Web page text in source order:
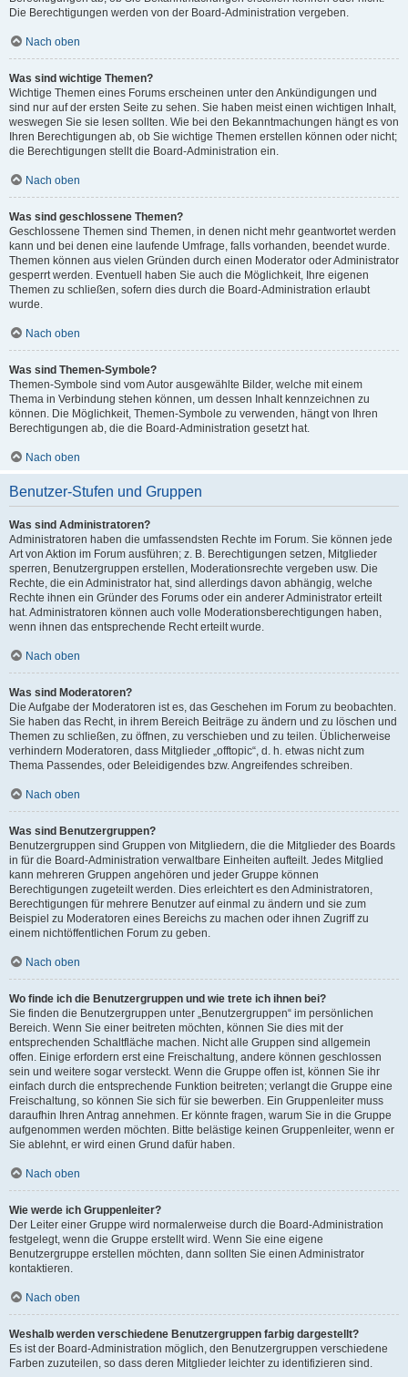
Die Berechtigungen werden von der Board-Administration vergeben.
Nach oben
Was sind wichtige Themen?
Wichtige Themen eines Forums erscheinen unter den Ankündigungen und
sind nur auf der ersten Seite zu sehen. Sie haben meist einen wichtigen Inhalt,
weswegen Sie sie lesen sollten. Wie bei den Bekanntmachungen hängt es von
Ihren Berechtigungen ab, ob Sie wichtige Themen erstellen können oder nicht;
die Berechtigungen stellt die Board-Administration ein.
Nach oben
Was sind geschlossene Themen?
Geschlossene Themen sind Themen, in denen nicht mehr geantwortet werden
kann und bei denen eine laufende Umfrage, falls vorhanden, beendet wurde.
Themen können aus vielen Gründen durch einen Moderator oder Administrator
gesperrt werden. Eventuell haben Sie auch die Möglichkeit, Ihre eigenen
Themen zu schließen, sofern dies durch die Board-Administration erlaubt
wurde.
Nach oben
Was sind Themen-Symbole?
Themen-Symbole sind vom Autor ausgewählte Bilder, welche mit einem
Thema in Verbindung stehen können, um dessen Inhalt kennzeichnen zu
können. Die Möglichkeit, Themen-Symbole zu verwenden, hängt von Ihren
Berechtigungen ab, die die Board-Administration gesetzt hat.
Nach oben
Benutzer-Stufen und Gruppen
Was sind Administratoren?
Administratoren haben die umfassendsten Rechte im Forum. Sie können jede
Art von Aktion im Forum ausführen; z. B. Berechtigungen setzen, Mitglieder
sperren, Benutzergruppen erstellen, Moderationsrechte vergeben usw. Die
Rechte, die ein Administrator hat, sind allerdings davon abhängig, welche
Rechte ihnen ein Gründer des Forums oder ein anderer Administrator erteilt
hat. Administratoren können auch volle Moderationsberechtigungen haben,
wenn ihnen das entsprechende Recht erteilt wurde.
Nach oben
Was sind Moderatoren?
Die Aufgabe der Moderatoren ist es, das Geschehen im Forum zu beobachten.
Sie haben das Recht, in ihrem Bereich Beiträge zu ändern und zu löschen und
Themen zu schließen, zu öffnen, zu verschieben und zu teilen. Üblicherweise
verhindern Moderatoren, dass Mitglieder „offtopic“, d. h. etwas nicht zum
Thema Passendes, oder Beleidigendes bzw. Angreifendes schreiben.
Nach oben
Was sind Benutzergruppen?
Benutzergruppen sind Gruppen von Mitgliedern, die die Mitglieder des Boards
in für die Board-Administration verwaltbare Einheiten aufteilt. Jedes Mitglied
kann mehreren Gruppen angehören und jeder Gruppe können
Berechtigungen zugeteilt werden. Dies erleichtert es den Administratoren,
Berechtigungen für mehrere Benutzer auf einmal zu ändern und sie zum
Beispiel zu Moderatoren eines Bereichs zu machen oder ihnen Zugriff zu
einem nichtöffentlichen Forum zu geben.
Nach oben
Wo finde ich die Benutzergruppen und wie trete ich ihnen bei?
Sie finden die Benutzergruppen unter „Benutzergruppen“ im persönlichen
Bereich. Wenn Sie einer beitreten möchten, können Sie dies mit der
entsprechenden Schaltfläche machen. Nicht alle Gruppen sind allgemein
offen. Einige erfordern erst eine Freischaltung, andere können geschlossen
sein und weitere sogar versteckt. Wenn die Gruppe offen ist, können Sie ihr
einfach durch die entsprechende Funktion beitreten; verlangt die Gruppe eine
Freischaltung, so können Sie sich für sie bewerben. Ein Gruppenleiter muss
daraufhin Ihren Antrag annehmen. Er könnte fragen, warum Sie in die Gruppe
aufgenommen werden möchten. Bitte belästige keinen Gruppenleiter, wenn er
Sie ablehnt, er wird einen Grund dafür haben.
Nach oben
Wie werde ich Gruppenleiter?
Der Leiter einer Gruppe wird normalerweise durch die Board-Administration
festgelegt, wenn die Gruppe erstellt wird. Wenn Sie eine eigene
Benutzergruppe erstellen möchten, dann sollten Sie einen Administrator
kontaktieren.
Nach oben
Weshalb werden verschiedene Benutzergruppen farbig dargestellt?
Es ist der Board-Administration möglich, den Benutzergruppen verschiedene
Farben zuzuteilen, so dass deren Mitglieder leichter zu identifizieren sind.